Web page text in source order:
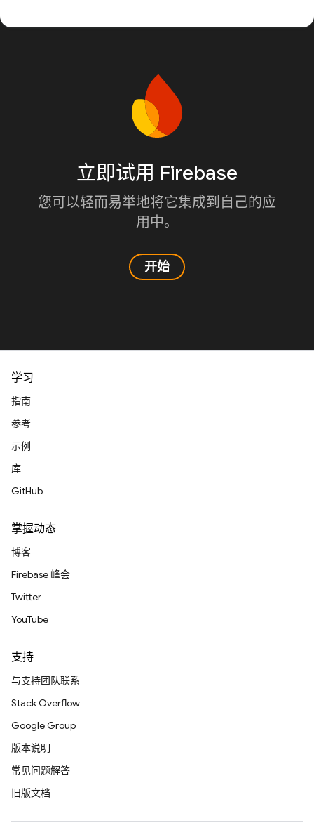
立即试用 Firebase
您可以轻而易举地将它集成到自己的应
用中。
开始
学习
指南
参考
示例
库
GitHub
掌握动态
博客
Firebase 峰会
Twitter
YouTube
支持
与支持团队联系
Stack Overflow
Google Group
版本说明
常见问题解答
旧版文档